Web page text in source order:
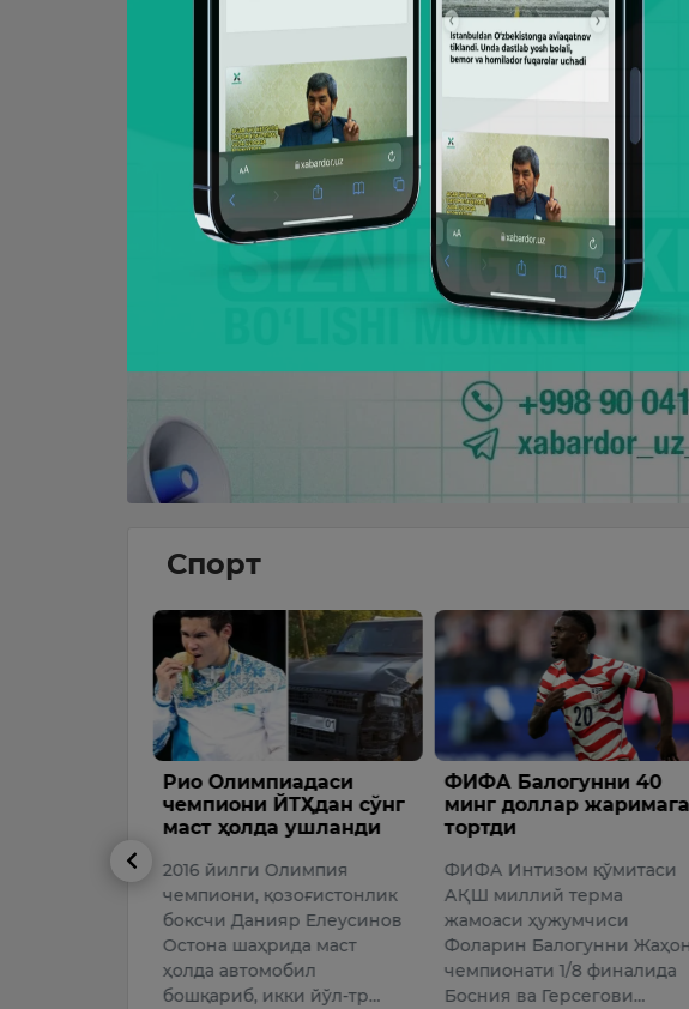
Спорт
билдирди.
Рио Олимпиадаси
чемпиони ЙТҲдан сўнг
маст ҳолда ушланди
2016 йилги Олимпия
чемпиони, қозоғистонлик
боксчи Данияр Елеусинов
Остона шаҳрида маст
ҳолда автомобил
бошқариб, икки йўл-тр…
ФИФА Балогунни 40
минг доллар жаримага
тортди
ФИФА Интизом қўмитаси
АҚШ миллий терма
жамоаси ҳужумчиси
Фоларин Балогунни Жаҳон
чемпионати 1/8 финалида
Босния ва Герсегови…